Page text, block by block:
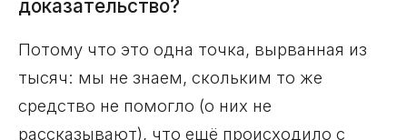
доказательство?
Потому что это одна точка, вырванная из
тысяч: мы не знаем, скольким то же
средство не помогло (о них не
рассказывают), что ещё происходило с